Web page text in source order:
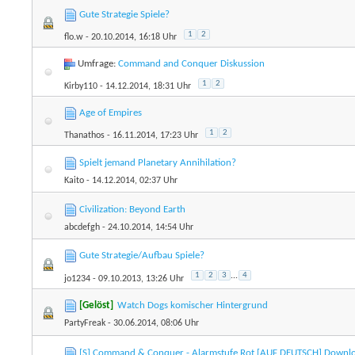
Gute Strategie Spiele?
flo.w - 20.10.2014, 16:18 Uhr 1 2
Umfrage:Command and Conquer Diskussion
Kirby110 - 14.12.2014, 18:31 Uhr 1 2
Age of Empires
Thanathos - 16.11.2014, 17:23 Uhr 1 2
Spielt jemand Planetary Annihilation?
Kaito - 14.12.2014, 02:37 Uhr
Civilization: Beyond Earth
abcdefgh - 24.10.2014, 14:54 Uhr
Gute Strategie/Aufbau Spiele?
jo1234 - 09.10.2013, 13:26 Uhr 1 2 3 ... 4
[Gelöst] Watch Dogs komischer Hintergrund
PartyFreak - 30.06.2014, 08:06 Uhr